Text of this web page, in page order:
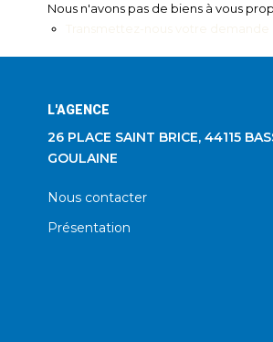
Nous n'avons pas de biens à vous
L'AGENCE
26 PLACE SAINT BRICE, 44115
GOULAINE
Nous contacter
Présentation